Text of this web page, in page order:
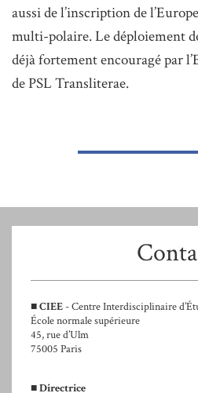
aussi de l’inscription de
multi-polaire. Le déploiement
déjà fortement encouragé par
de PSL Transliterae.
■CIEE - Centre Interdisciplinaire
École normale supérieure
45, rue d’Ulm
75005 Paris
■Directrice